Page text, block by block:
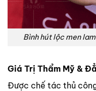
Bình hút lộc men
Giá Trị Thẩm Mỹ &
Được chế tác thủ